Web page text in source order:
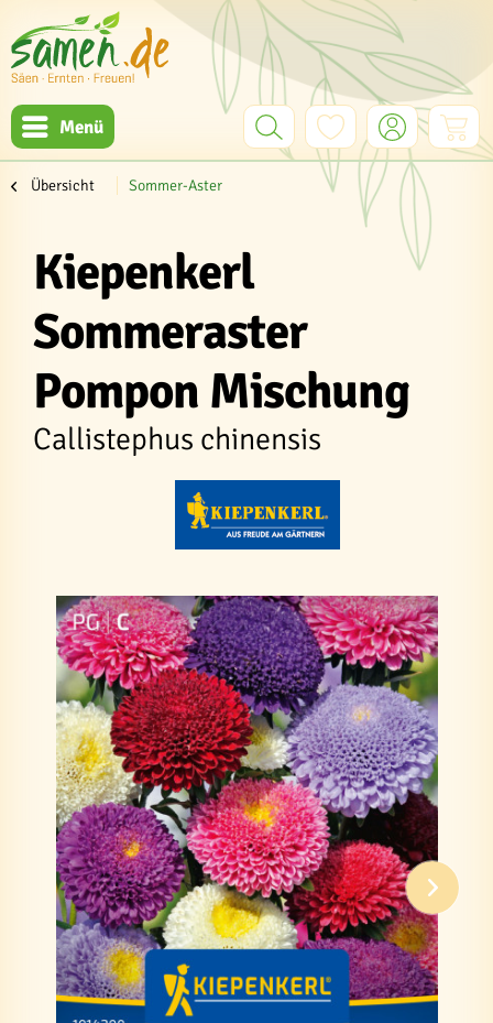
Menü
Übersicht Sommer-Aster
Kiepenkerl
Sommeraster
Pompon Mischung
Callistephus chinensis